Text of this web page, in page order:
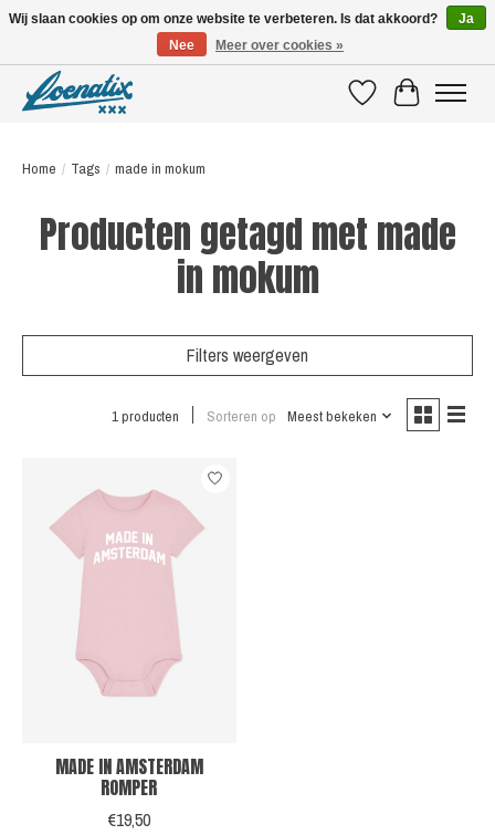
VerlanglijstWinkelwagen
Home / Tags / made in mokum
Producten getagd met made
in mokum
Filters weergeven
1 producten Sorteren op Meest bekeken
MADE IN AMSTERDAM
ROMPER
€19,50
Wij slaan cookies op om onze website te verbeteren. Is dat akkoord?
Ja
Nee
Meer over cookies »